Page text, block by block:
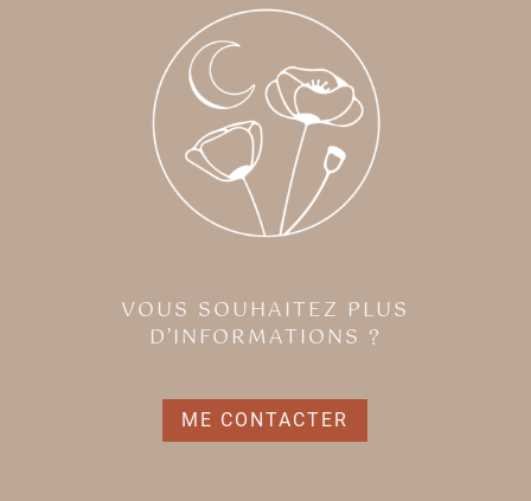
VOUS SOUHAITEZ PLUS
D’INFORMATIONS ?
ME CONTACTER